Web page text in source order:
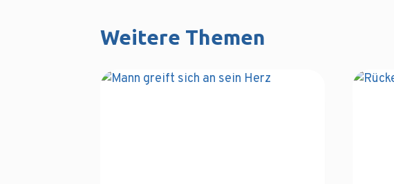
Weitere Themen